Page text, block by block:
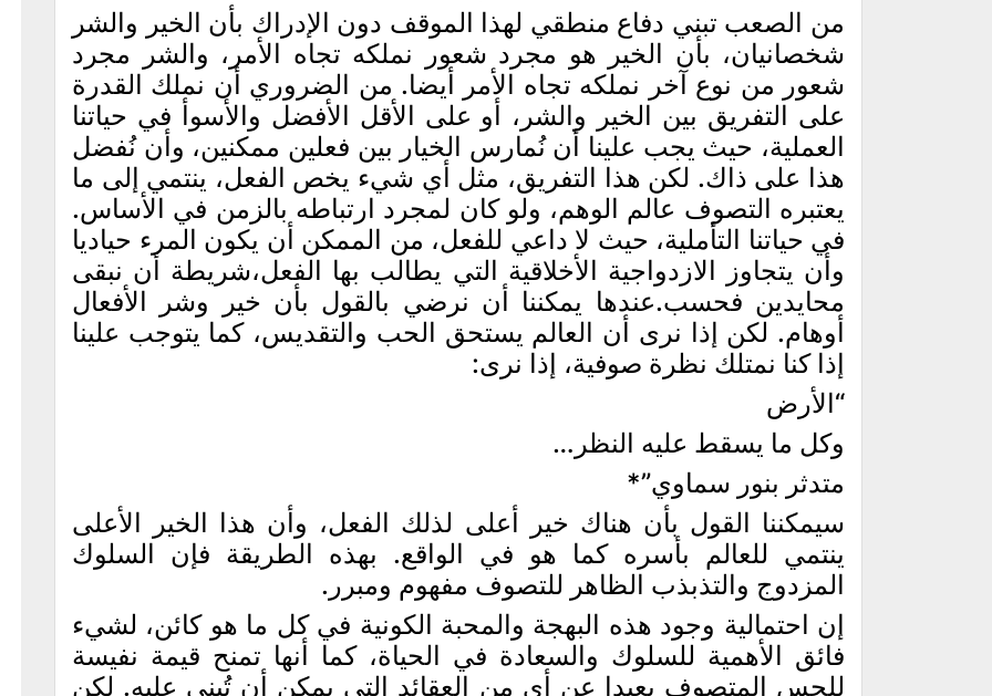
من الصعب تبني دفاع منطقي لهذا الموقف دون الإدراك بأن الخير والشر
شخصانيان، بأن الخير هو مجرد شعور نملكه تجاه الأمر، والشر مجرد
شعور من نوع آخر نملكه تجاه الأمر أيضا. من الضروري أن نملك القدرة
على التفريق بين الخير والشر، أو على الأقل الأفضل والأسوأ في حياتنا
العملية، حيث يجب علينا أن نُمارس الخيار بين فعلين ممكنين، وأن نُفضل
هذا على ذاك. لكن هذا التفريق، مثل أي شيء يخص الفعل، ينتمي إلى ما
يعتبره التصوف عالم الوهم، ولو كان لمجرد ارتباطه بالزمن في الأساس.
في حياتنا التأملية، حيث لا داعي للفعل، من الممكن أن يكون المرء حياديا
وأن يتجاوز الازدواجية الأخلاقية التي يطالب بها الفعل،شريطة أن نبقى
محايدين فحسب.عندها يمكننا أن نرضي بالقول بأن خير وشر الأفعال
أوهام. لكن إذا نرى أن العالم يستحق الحب والتقديس، كما يتوجب علينا
إذا كنا نمتلك نظرة صوفية، إذا نرى:
“الأرض
وكل ما يسقط عليه النظر…
متدثر بنور سماوي”*
سيمكننا القول بأن هناك خير أعلى لذلك الفعل، وأن هذا الخير الأعلى
ينتمي للعالم بأسره كما هو في الواقع. بهذه الطريقة فإن السلوك
المزدوج والتذبذب الظاهر للتصوف مفهوم ومبرر.
إن احتمالية وجود هذه البهجة والمحبة الكونية في كل ما هو كائن، لشيء
فائق الأهمية للسلوك والسعادة في الحياة، كما أنها تمنح قيمة نفيسة
للحس المتصوف بعيدا عن أي من العقائد التي يمكن أن تُبنى عليه. لكن